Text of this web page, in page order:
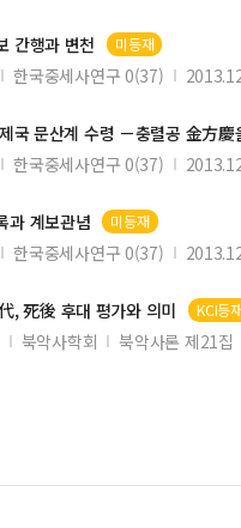
간행과 변천 미등재
한국중세사연구 0(37)
국 문산계 수령 －충렬공 金方慶
한국중세사연구 0(37)
과 계보관념 미등재
한국중세사연구 0(37)
, 死後 후대 평가와 의미 KCI등
북악사학회 북악사론 제21집